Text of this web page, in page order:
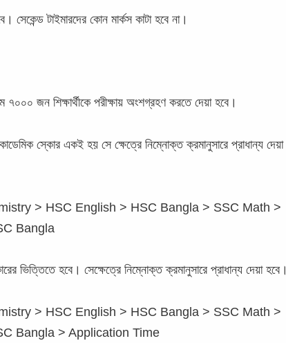
টাইমারদের কোন মার্কস কাটা হবে না।
জন শিক্ষার্থীকে পরীক্ষায় অংশগ্রহণ করতে দেয়া হবে।
স্কোর একই হয় সে ক্ষেত্রে নিম্নোক্ত ক্রমানুসারে প্রাধান্য দেয়া
> HSC English > HSC Bangla > SSC Math >
Bangla
ভিত্তিতে হবে। সেক্ষেত্রে নিম্নোক্ত ক্রমানুসারে প্রাধান্য দেয়া হবে।
> HSC English > HSC Bangla > SSC Math >
Bangla > Application Time